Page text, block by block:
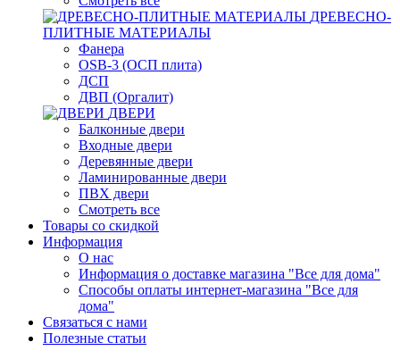
ДРЕВЕСНО-
ПЛИТНЫЕ МАТЕРИАЛЫ
Фанера
OSB-3 (ОСП плита)
ДСП
ДВП (Оргалит)
ДВЕРИ
Балконные двери
Входные двери
Деревянные двери
Ламинированные двери
ПВХ двери
Смотреть все
Товары со скидкой
Информация
О нас
Информация о доставке магазина "Все для дома"
Способы оплаты интернет-магазина "Все для
дома"
Связаться с нами
Полезные статьи